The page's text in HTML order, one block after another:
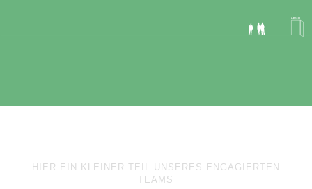
HIER EIN KLEINER TEIL UNSERES ENGAGIERTEN
TEAMS